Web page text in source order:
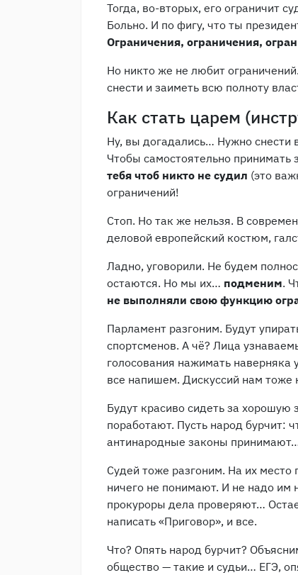
Тогда, во-вторых, его ограничит
Больно. И по фигу, что ты
Ограничения, ограничения,
Но никто же не любит
снести и заиметь всю полноту
Как стать царем
Ну, вы догадались… Нужно снести
Чтобы самостоятельно принимать
тебя чтоб никто не судил (это
ограничений!
Стоп. Но так же нельзя. В
деловой европейский костюм,
Ладно, уговорили. Не будем
остаются. Но мы их… подменим.
не выполняли свою функцию
Парламент разгоним. Будут
спортсменов. А чё? Лица
голосования нажимать
все напишем. Дискуссий нам тоже
Будут красиво сидеть за хорошую
поработают. Пусть народ бурчит:
антинародные законы
Судей тоже разгоним. На их
ничего не понимают. И не надо им
прокуроры дела проверяют…
написать «Приговор», и все.
Что? Опять народ бурчит?
общество — такие и судьи… ЕГЭ,